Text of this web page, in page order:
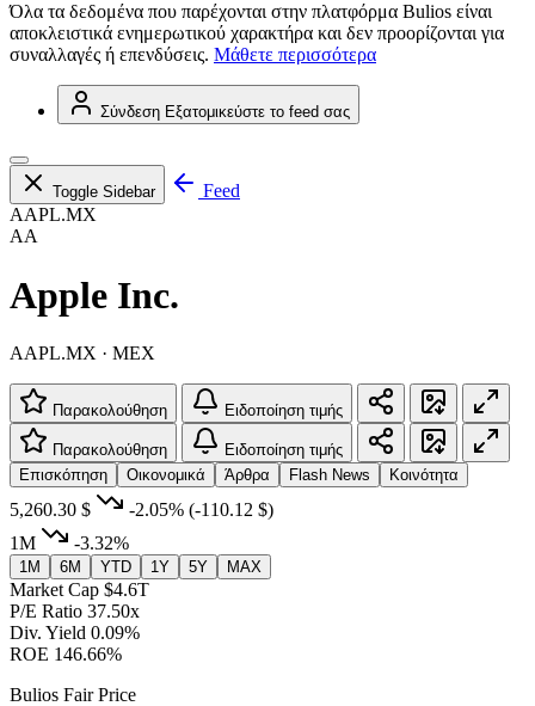
Όλα τα δεδομένα που παρέχονται στην πλατφόρμα Bulios είναι
αποκλειστικά ενημερωτικού χαρακτήρα και δεν προορίζονται για
συναλλαγές ή επενδύσεις. Μάθετε περισσότερα
Σύνδεση Εξατομικεύστε το feed σας
Toggle Sidebar
Feed
AAPL.MX
AA
Apple Inc.
AAPL.MX · MEX
Παρακολούθηση Ειδοποίηση τιμής
Παρακολούθηση
Ειδοποίηση τιμής
Επισκόπηση
Οικονομικά Άρθρα Flash News Κοινότητα
5,260.30 $ -2.05% (-110.12 $)
1M
-3.32%
1M 6M YTD 1Y 5Y MAX
Market Cap $4.6T
P/E Ratio 37.50x
Div. Yield 0.09%
ROE 146.66%
Bulios Fair Price